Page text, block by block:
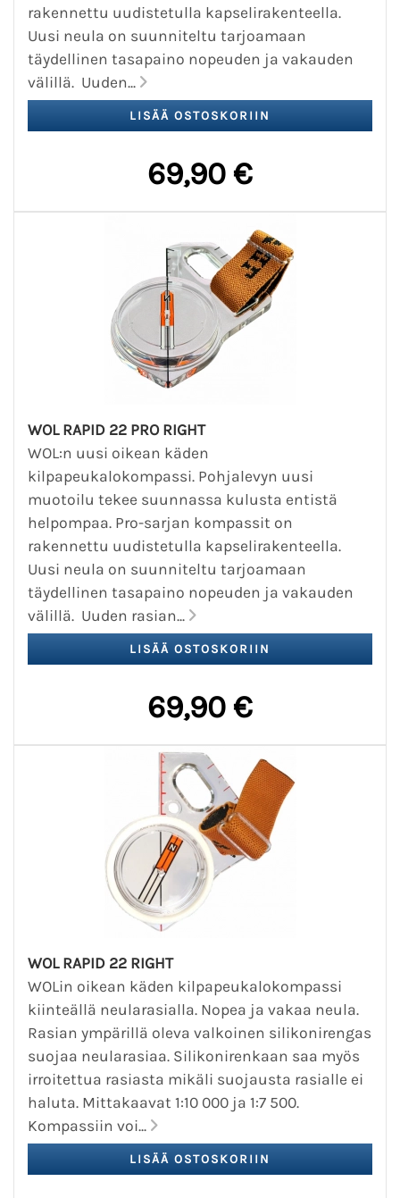
rakennettu uudistetulla kapselirakenteella.
Uusi neula on suunniteltu tarjoamaan
täydellinen tasapaino nopeuden ja vakauden
välillä. Uuden...
69,90 €
WOL RAPID 22 PRO RIGHT
WOL:n uusi oikean käden
kilpapeukalokompassi. Pohjalevyn uusi
muotoilu tekee suunnassa kulusta entistä
helpompaa. Pro-sarjan kompassit on
rakennettu uudistetulla kapselirakenteella.
Uusi neula on suunniteltu tarjoamaan
täydellinen tasapaino nopeuden ja vakauden
välillä. Uuden rasian...
69,90 €
WOL RAPID 22 RIGHT
WOLin oikean käden kilpapeukalokompassi
kiinteällä neularasialla. Nopea ja vakaa neula.
Rasian ympärillä oleva valkoinen silikonirengas
suojaa neularasiaa. Silikonirenkaan saa myös
irroitettua rasiasta mikäli suojausta rasialle ei
haluta. Mittakaavat 1:10 000 ja 1:7 500.
Kompassiin voi...